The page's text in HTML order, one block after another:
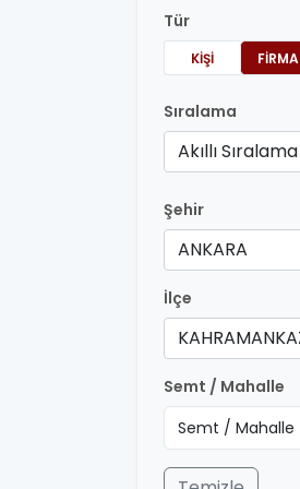
Tür
KIŞI FIRMA
Sıralama
Akıllı Sıralama
Şehir
ANKARA
İlçe
Semt / Mahalle